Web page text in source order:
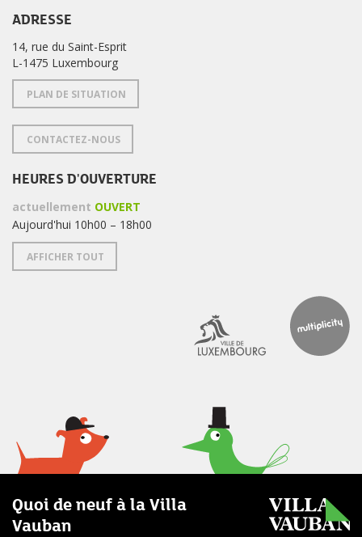
ADRESSE
14, rue du Saint-Esprit
L-1475 Luxembourg
PLAN DE SITUATION
CONTACTEZ-NOUS
HEURES D'OUVERTURE
actuellement OUVERT
Aujourd'hui 10h00 – 18h00
AFFICHER TOUT
Quoi de neuf à la Villa
Vauban